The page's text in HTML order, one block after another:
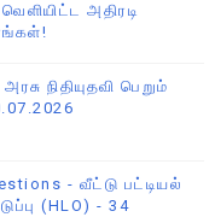
அதிரடி
நிதியுதவி பெறும்
- வீட்டு பட்டியல்
(HLO) - 34